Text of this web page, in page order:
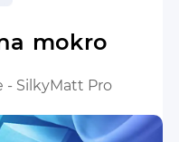
mokro
- SilkyMatt Pro